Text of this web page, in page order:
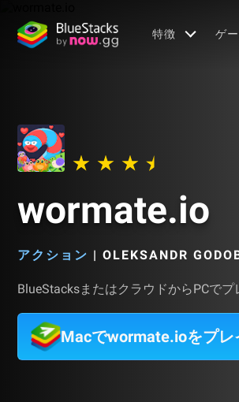
特徴 ゲ
wormate.io
アクション | OLEKSANDR
BlueStacksまたはクラウドからPCでプ
Macでwormate.ioをプレ